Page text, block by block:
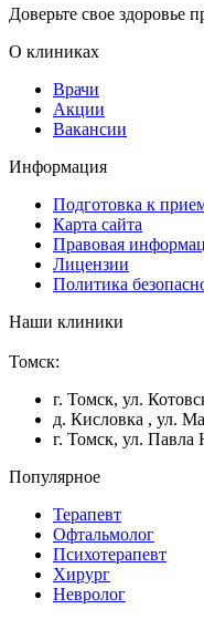
Доверьте свое здоровье
О клиниках
Врачи
Акции
Вакансии
Информация
Подготовка к
Карта сайта
Правовая
Лицензии
Политика
Наши клиники
Томск:
г. Томск, ул.
д. Кисловка , ул.
г. Томск, ул. Павла
Популярное
Терапевт
Офтальмолог
Психотерапевт
Хирург
Невролог